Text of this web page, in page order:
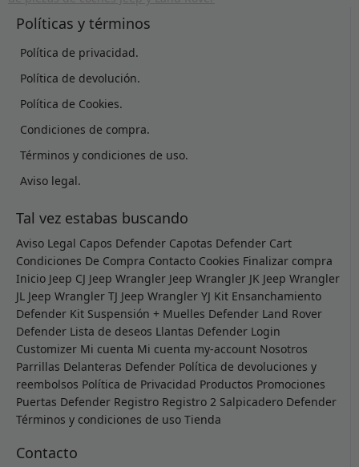
Políticas y términos
Política de privacidad.
Política de devolución.
Política de Cookies.
Condiciones de compra.
Términos y condiciones de uso.
Aviso legal.
Tal vez estabas buscando
Aviso Legal Capos Defender Capotas Defender Cart
Condiciones De Compra Contacto Cookies Finalizar compra
Inicio Jeep CJ Jeep Wrangler Jeep Wrangler JK Jeep Wrangler
JL Jeep Wrangler TJ Jeep Wrangler YJ Kit Ensanchamiento
Defender Kit Suspensión + Muelles Defender Land Rover
Defender Lista de deseos Llantas Defender Login
Customizer Mi cuenta Mi cuenta my-account Nosotros
Parrillas Delanteras Defender Política de devoluciones y
reembolsos Política de Privacidad Productos Promociones
Puertas Defender Registro Registro 2 Salpicadero Defender
Términos y condiciones de uso Tienda
Contacto